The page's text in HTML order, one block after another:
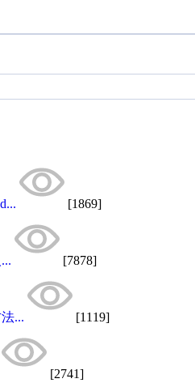
[1869]
[7878]
... [1119]
[2741]